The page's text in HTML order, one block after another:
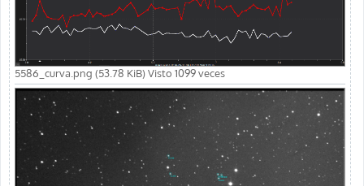
5586_curva.png (53.78 KiB) Visto 1099 veces